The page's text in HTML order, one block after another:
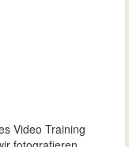
Video Training